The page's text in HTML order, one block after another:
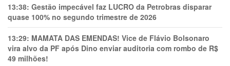
13:38: Gestão impecável faz LUCRO da Petrobras disparar
quase 100% no segundo trimestre de 2026
13:29: MAMATA DAS EMENDAS! Vice de Flávio Bolsonaro
vira alvo da PF após Dino enviar auditoria com rombo de R$
49 milhões!